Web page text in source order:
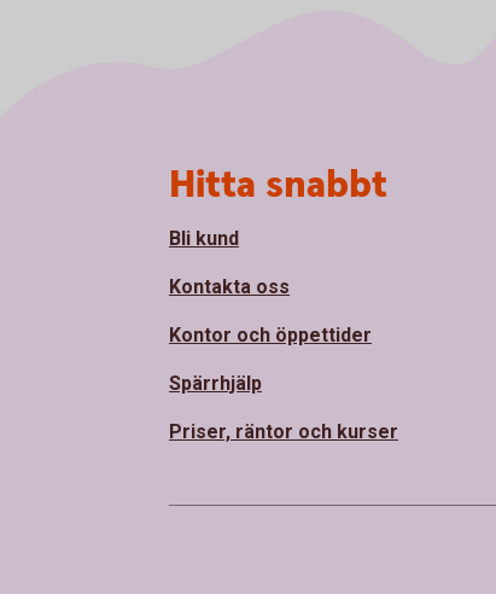
Hitta snabbt
Bli kund
Kontakta oss
Kontor och öppettider
Spärrhjälp
Priser, räntor och kurser